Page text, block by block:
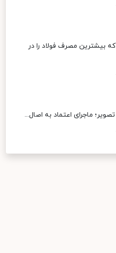
بیشترین مصرف فولاد را در
ماجرای اعتماد به اصال...